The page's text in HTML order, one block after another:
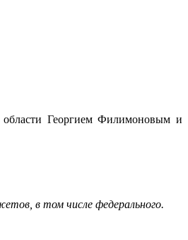
Георгием Филимоновым и
в том числе федерального.